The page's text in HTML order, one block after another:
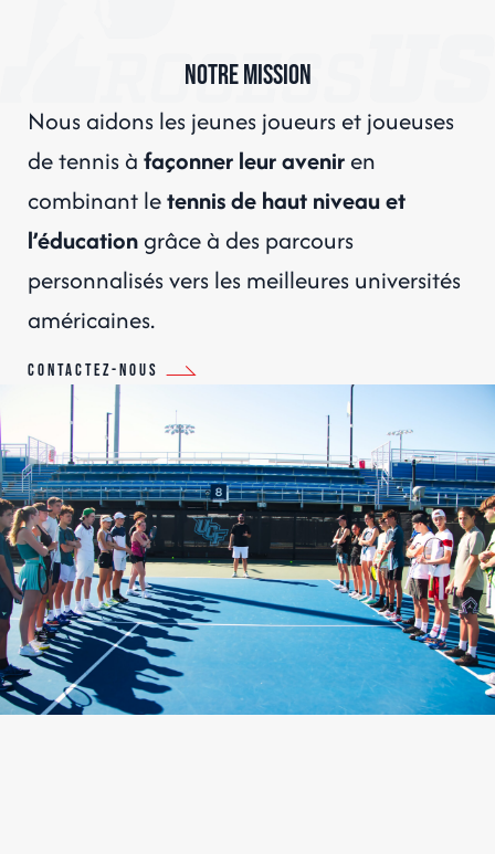
Notre mission
Nous aidons les jeunes joueurs et joueuses
de tennis àfaçonner leur aveniren
combinant letennis de haut niveau et
l’éducationgrâce à des parcours
personnalisés vers les meilleures universités
américaines.
Contactez-nous